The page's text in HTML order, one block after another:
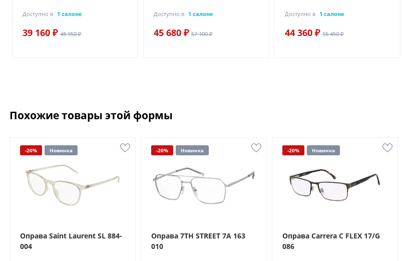
Доступно в 1 салоне
39 160 ₽ 48 950 ₽
Доступно в 1 салоне
45 680 ₽ 57 100 ₽
Доступно в 1 салоне
44 360 ₽ 55 450 ₽
Похожие товары этой формы
-20% Новинка
Оправа Saint Laurent SL 884-
004
-20% Новинка
Оправа 7TH STREET 7A 163
010
-20% Новинка
Оправа Carrera C FLEX 17/G
086